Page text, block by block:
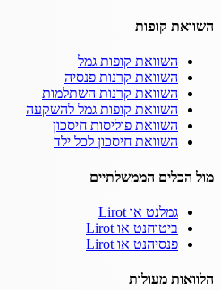
השוואת קופות
השוואת קופות גמל
השוואת קרנות פנסיה
השוואת קרנות השתלמות
השוואת קופות גמל להשקעה
השוואת פוליסות חיסכון
השוואת חיסכון לכל ילד
מול הכלים הממשלתיים
גמלנט או Lirot
ביטוחנט או Lirot
פנסיהנט או Lirot
הלוואות מעולות